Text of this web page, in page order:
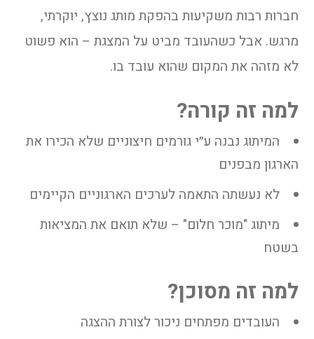
חברות רבות משקיעות בהפקת מותג נוצץ, יוקרתי,
מרגש. אבל כשהעובד מביט על המצגת – הוא פשוט
לא מזהה את המקום שהוא עובד בו.
למה זה קורה?
המיתוג נבנה ע״י גורמים חיצוניים שלא הכירו את
הארגון מבפנים
לא נעשתה התאמה לערכים הארגוניים הקיימים
מיתוג "מוכר חלום" – שלא תואם את המציאות
בשטח
למה זה מסוכן?
העובדים מפתחים ניכור לצורת ההצגה